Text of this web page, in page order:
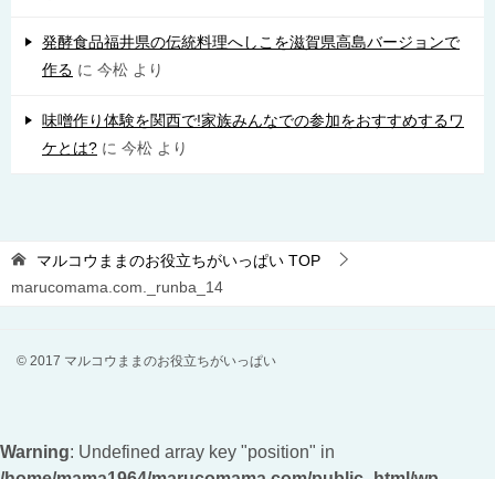
発酵食品福井県の伝統料理へしこを滋賀県高島バージョンで
作る に 今松 より
味噌作り体験を関西で!家族みんなでの参加をおすすめするワ
ケとは? に 今松 より
マルコウままのお役立ちがいっぱい TOP
marucomama.com._runba_14
© 2017 マルコウままのお役立ちがいっぱい
Warning: Undefined array key "position" in